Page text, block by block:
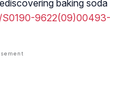
baking soda
S0190-9622(09)00493-